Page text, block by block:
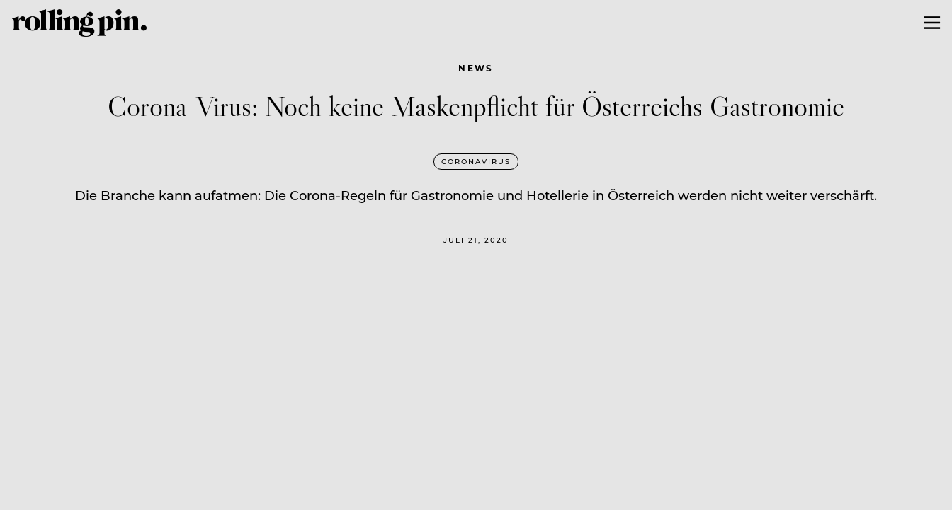
NEWS
Corona-Virus: Noch keine Maskenpflicht für Österreichs Gastronomie
CORONAVIRUS
Die Branche kann aufatmen: Die Corona-Regeln für Gastronomie und Hotellerie in Österreich werden nicht weiter verschärft.
JULI 21, 2020